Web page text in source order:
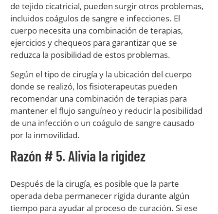
de tejido cicatricial, pueden surgir otros problemas,
incluidos coágulos de sangre e infecciones. El
cuerpo necesita una combinación de terapias,
ejercicios y chequeos para garantizar que se
reduzca la posibilidad de estos problemas.
Según el tipo de cirugía y la ubicación del cuerpo
donde se realizó, los fisioterapeutas pueden
recomendar una combinación de terapias para
mantener el flujo sanguíneo y reducir la posibilidad
de una infección o un coágulo de sangre causado
por la inmovilidad.
Razón # 5. Alivia la rigidez
Después de la cirugía, es posible que la parte
operada deba permanecer rígida durante algún
tiempo para ayudar al proceso de curación. Si ese